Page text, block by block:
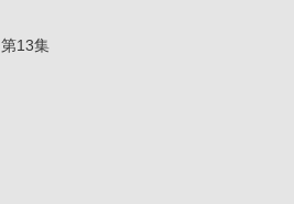
第13集